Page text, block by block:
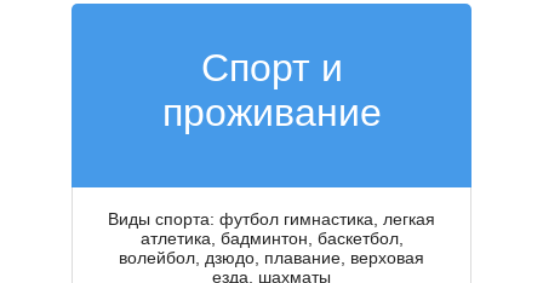
Спорт и
проживание
Виды спорта: футбол гимнастика, легкая
атлетика, бадминтон, баскетбол,
волейбол, дзюдо, плавание, верховая
езда, шахматы